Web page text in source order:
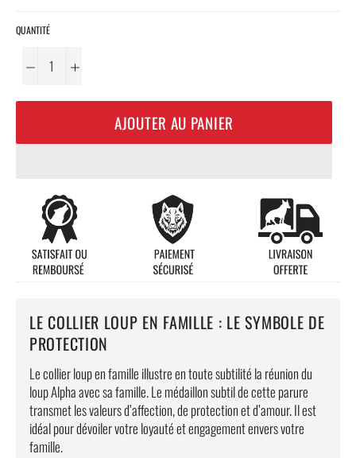
QUANTITÉ
− +
AJOUTER AU PANIER
LE COLLIER LOUP EN FAMILLE : LE SYMBOLE DE
PROTECTION
Le collier loup en famille illustre en toute subtilité la réunion du
loup Alpha avec sa famille. Le médaillon subtil de cette parure
transmet les valeurs d’affection, de protection et d’amour. Il est
idéal pour dévoiler votre loyauté et engagement envers votre
famille.